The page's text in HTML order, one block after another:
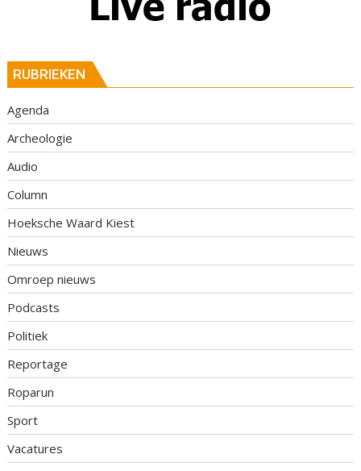
RUBRIEKEN
Agenda
Archeologie
Audio
Column
Hoeksche Waard Kiest
Nieuws
Omroep nieuws
Podcasts
Politiek
Reportage
Roparun
Sport
Vacatures